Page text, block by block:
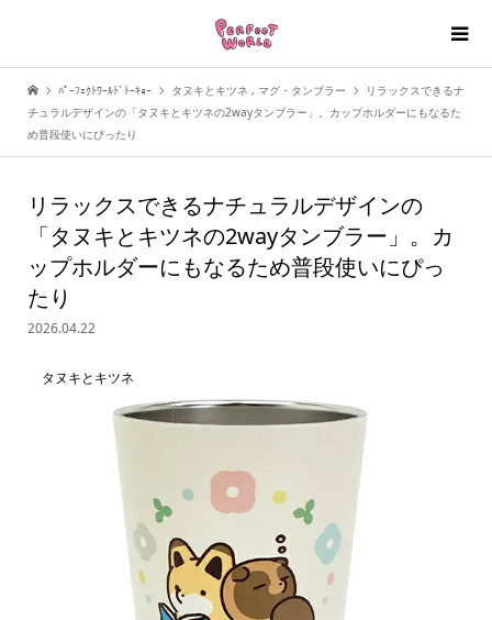
ﾊﾟｰﾌｪｸﾄﾜｰﾙﾄﾞﾄｰｷｮｰ タヌキとキツネ , マグ・タンブラー
リラックスできるナ
チュラルデザインの「タヌキとキツネの2wayタンブラー」。カップホルダーにもなるた
め普段使いにぴったり
リラックスできるナチュラルデザインの
「タヌキとキツネの2wayタンブラー」。カ
ップホルダーにもなるため普段使いにぴっ
たり
2026.04.22
タヌキとキツネ